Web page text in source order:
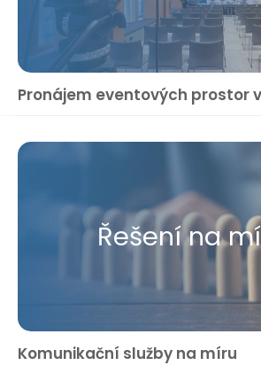
Pronájem eventových prostor
Řešení na
Komunikační služby na míru